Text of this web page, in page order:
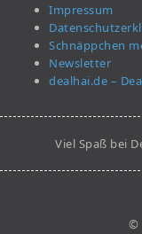
Impressum
Schnäppchen
Newsletter
dealhai.de –
Viel Spaß bei
©